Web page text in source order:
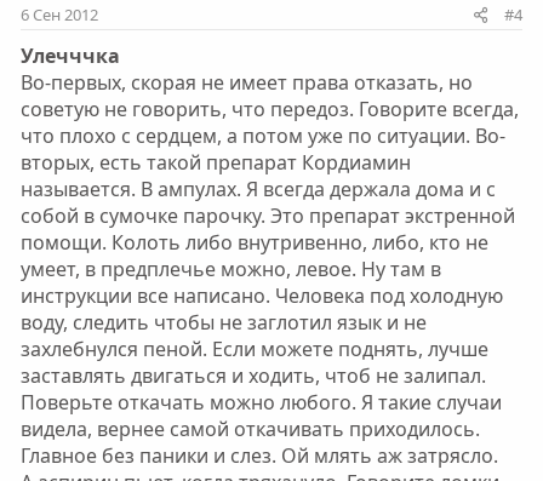
н
ы
й
г
о
л
о
с
н
ы
й
г
о
л
о
с
6 Сен 2012 #4
Улечччка
Во-первых, скорая не имеет права отказать, но
советую не говорить, что передоз. Говорите всегда,
что плохо с сердцем, а потом уже по ситуации. Во-
вторых, есть такой препарат Кордиамин
называется. В ампулах. Я всегда держала дома и с
собой в сумочке парочку. Это препарат экстренной
помощи. Колоть либо внутривенно, либо, кто не
умеет, в предплечье можно, левое. Ну там в
инструкции все написано. Человека под холодную
воду, следить чтобы не заглотил язык и не
захлебнулся пеной. Если можете поднять, лучше
заставлять двигаться и ходить, чтоб не залипал.
Поверьте откачать можно любого. Я такие случаи
видела, вернее самой откачивать приходилось.
Главное без паники и слез. Ой млять аж затрясло.